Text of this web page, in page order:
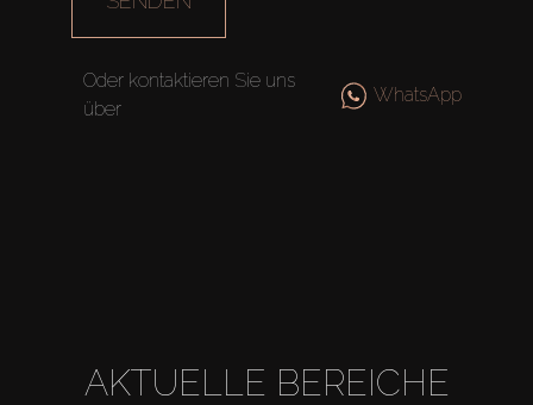
About Us
Oder kontaktieren Sie uns
über
WhatsApp
AKTUELLE BEREICHE